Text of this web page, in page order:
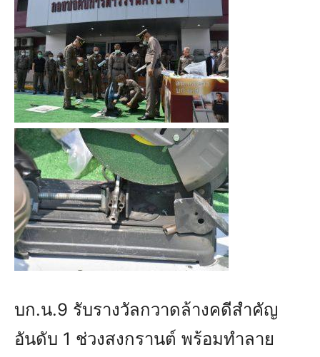
บก.น.9 รับรางวัลกวาดล้างคดีสำคัญ
อันดับ 1 ช่วงสงกรานต์ พร้อมทำลาย